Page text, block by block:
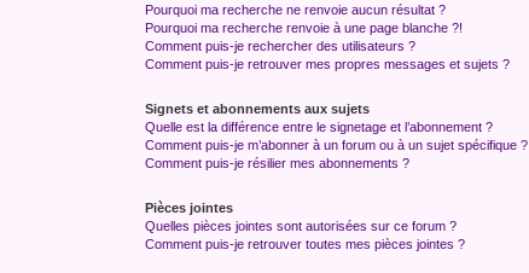
Pourquoi ma recherche ne renvoie aucun résultat ?
Pourquoi ma recherche renvoie à une page blanche ?!
Comment puis-je rechercher des utilisateurs ?
Comment puis-je retrouver mes propres messages et sujets ?
Signets et abonnements aux sujets
Quelle est la différence entre le signetage et l’abonnement ?
Comment puis-je m’abonner à un forum ou à un sujet spécifique ?
Comment puis-je résilier mes abonnements ?
Pièces jointes
Quelles pièces jointes sont autorisées sur ce forum ?
Comment puis-je retrouver toutes mes pièces jointes ?